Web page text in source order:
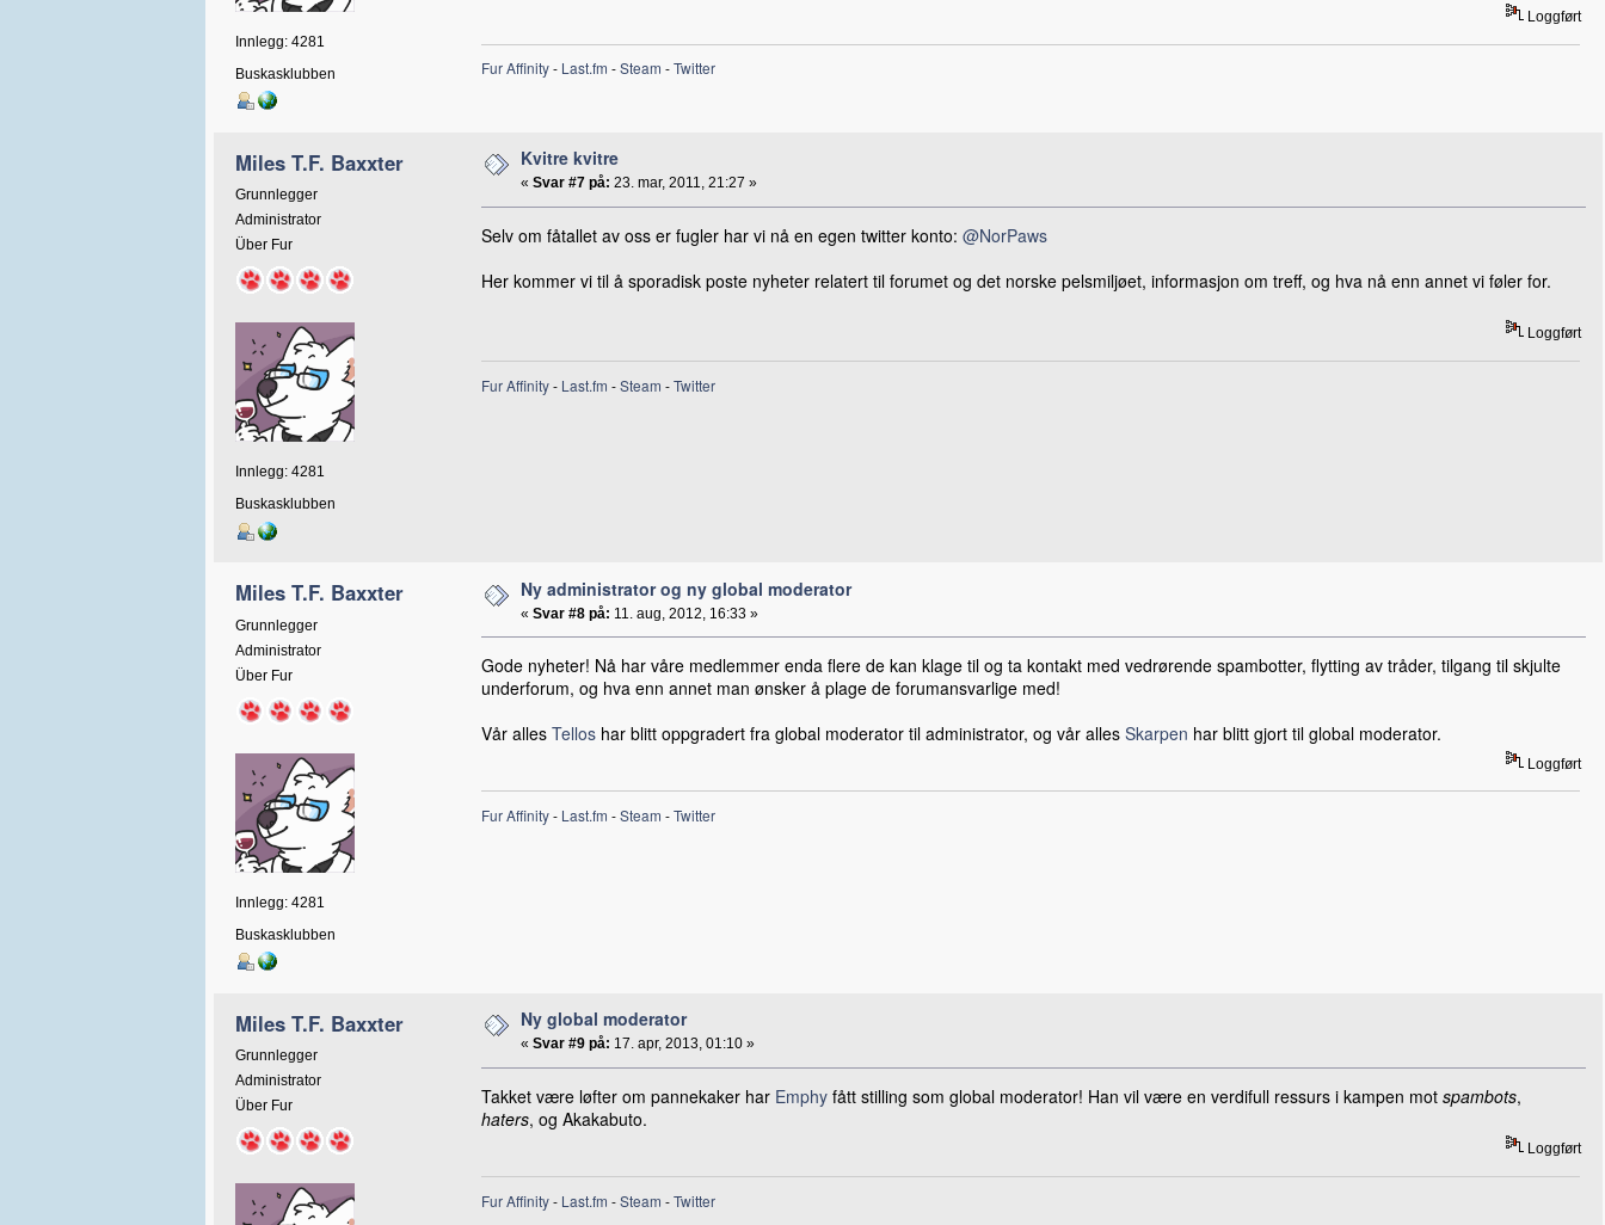
Innlegg: 4281
Buskasklubben
Loggført
Fur Affinity- Last.fm -Steam -Twitter
Miles T.F. Baxxter
Grunnlegger
Administrator
Über Fur
Innlegg: 4281
Buskasklubben
Kvitre kvitre
« Svar #7 på: 23. mar, 2011, 21:27 »
Selv om fåtallet av oss er fugler har vi nå en egen twitter konto: @NorPaws
Her kommer vi til å sporadisk poste nyheter relatert til forumet og det norske pelsmiljøet, informasjon om treff, og hva nå enn annet vi føler for.
Loggført
Fur Affinity- Last.fm -Steam -Twitter
Miles T.F. Baxxter
Grunnlegger
Administrator
Über Fur
Innlegg: 4281
Buskasklubben
Ny administrator og ny global moderator
« Svar #8 på: 11. aug, 2012, 16:33 »
Gode nyheter! Nå har våre medlemmer enda flere de kan klage til og ta kontakt med vedrørende spambotter, flytting av tråder, tilgang til skjulte
underforum, og hva enn annet man ønsker å plage de forumansvarlige med!
Vår alles Tellos har blitt oppgradert fra global moderator til administrator, og vår alles Skarpen har blitt gjort til global moderator.
Loggført
Fur Affinity- Last.fm -Steam -Twitter
Miles T.F. Baxxter
Grunnlegger
Administrator
Über Fur
Ny global moderator
« Svar #9 på: 17. apr, 2013, 01:10 »
Takket være løfter om pannekaker har Emphy fått stilling som global moderator! Han vil være en verdifull ressurs i kampen mot spambots,
haters, og Akakabuto.
Loggført
Fur Affinity- Last.fm -Steam -Twitter